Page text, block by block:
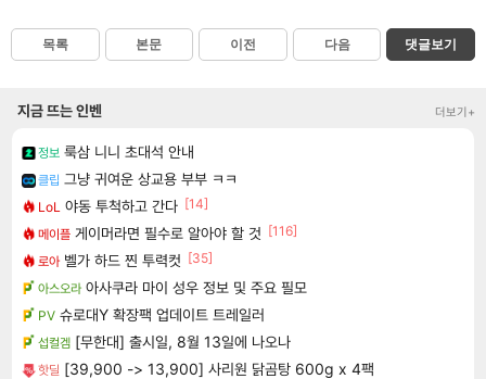
목록 본문 이전 다음 댓글보기
지금 뜨는 인벤 더보기+
정보 룩삼 니니 초대석 안내
클립 그냥 귀여운 상교용 부부 ㅋㅋ
LoL 야동 투척하고 간다 [14]
메이플 게이머라면 필수로 알아야 할 것 [116]
로아 벨가 하드 찐 투력컷 [35]
아스오라 아사쿠라 마이 성우 정보 및 주요 필모
PV 슈로대Y 확장팩 업데이트 트레일러
섭컬겜 [무한대] 출시일, 8월 13일에 나오나
핫딜 [39,900 -> 13,900] 사리원 닭곰탕 600g x 4팩